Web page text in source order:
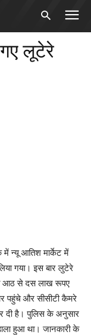
गए लूटेरे
न्यू आतिश मार्केट में
गया। इस बार लुटेरे
आठ से दस लाख रूपए
पहुंचे और सीसीटी कैमरे
दी है। पुलिस के अनुसार
हुआ था। जानकारी के